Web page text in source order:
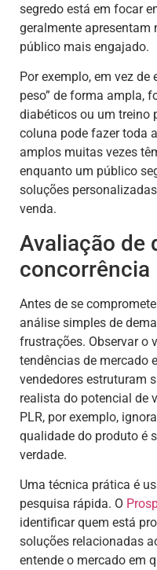
segredo está em focar
geralmente apresentam
público mais engajado.
Por exemplo, em vez de
peso” de forma ampla,
diabéticos ou um treino
coluna pode fazer toda
amplos muitas vezes
enquanto um público
soluções
venda.
Avaliação de
concorrência
Antes de se
análise simples de
frustrações. Observar o
tendências de mercado
vendedores estruturam
realista do potencial de
PLR, por exemplo,
qualidade do produto é
verdade.
Uma técnica prática é
pesquisa rápida. O
identificar quem está
soluções relacionadas
entende o mercado em